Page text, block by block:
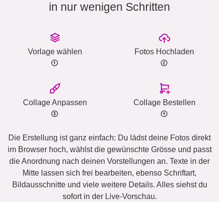
in nur wenigen Schritten
Vorlage wählen Fotos Hochladen
Collage Anpassen Collage Bestellen
Die Erstellung ist ganz einfach: Du lädst deine Fotos direkt
im Browser hoch, wählst die gewünschte Grösse und passt
die Anordnung nach deinen Vorstellungen an. Texte in der
Mitte lassen sich frei bearbeiten, ebenso Schriftart,
Bildausschnitte und viele weitere Details. Alles siehst du
sofort in der Live-Vorschau.